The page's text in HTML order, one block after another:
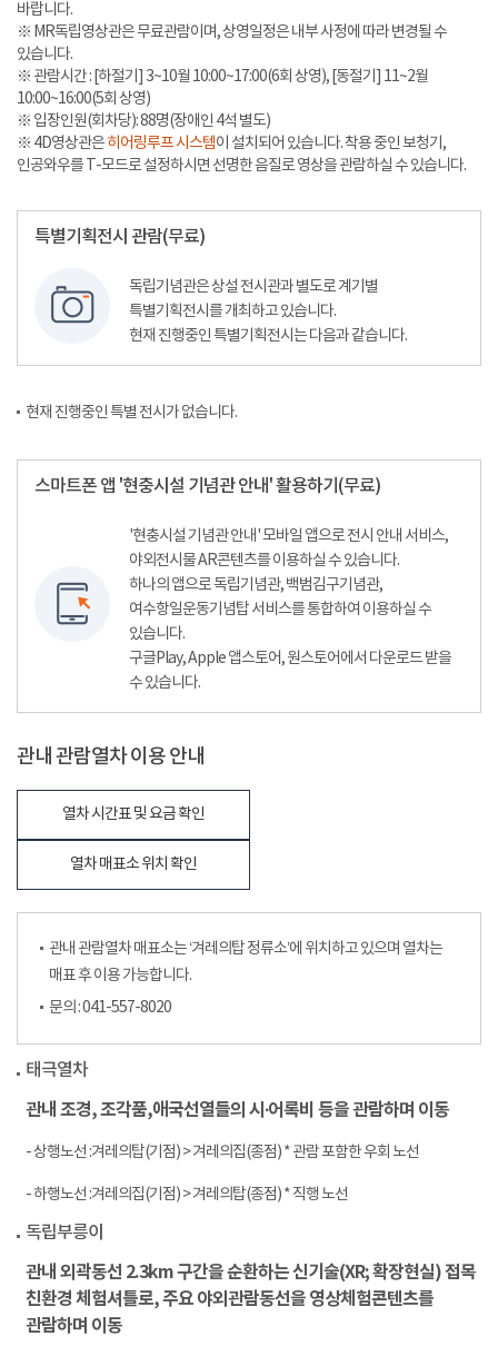
바랍니다.
※ MR독립영상관은 무료관람이며, 상영일정은 내부 사정에 따라 변경될 수
있습니다.
※ 관람시간 : [하절기] 3~10월 10:00~17:00(6회 상영), [동절기] 11~2월
10:00~16:00(5회 상영)
※ 입장인원(회차당): 88명(장애인 4석 별도)
※ 4D영상관은히어링루프 시스템이 설치되어 있습니다. 착용 중인 보청기,
인공와우를 T-모드로 설정하시면 선명한 음질로 영상을 관람하실 수 있습니다.
특별기획전시 관람(무료)
독립기념관은 상설 전시관과 별도로 계기별
특별기획전시를 개최하고 있습니다.
현재 진행중인 특별기획전시는 다음과 같습니다.
현재 진행중인 특별 전시가 없습니다.
스마트폰 앱 '현충시설 기념관 안내' 활용하기(무료)
'현충시설 기념관 안내' 모바일 앱으로 전시 안내 서비스,
야외전시물 AR콘텐츠를 이용하실 수 있습니다.
하나의 앱으로 독립기념관, 백범김구기념관,
여수항일운동기념탑 서비스를 통합하여 이용하실 수
있습니다.
구글Play, Apple 앱스토어, 원스토어에서 다운로드 받을
수 있습니다.
관내 관람열차 이용 안내
열차 시간표 및 요금 확인
열차 매표소 위치 확인
관내 관람열차 매표소는 ‘겨레의탑 정류소’에 위치하고 있으며 열차는
매표 후 이용 가능합니다.
문의 : 041-557-8020
태극열차
관내 조경, 조각품,애국선열들의 시∙어록비 등을 관람하며 이동
- 상행노선 :겨레의탑(기점) > 겨레의집(종점) * 관람 포함한 우회 노선
- 하행노선 :겨레의집(기점) > 겨레의탑(종점) * 직행 노선
독립부릉이
관내 외곽동선 2.3km 구간을 순환하는 신기술(XR; 확장현실) 접목
친환경 체험셔틀로, 주요 야외관람동선을 영상체험콘텐츠를
관람하며 이동